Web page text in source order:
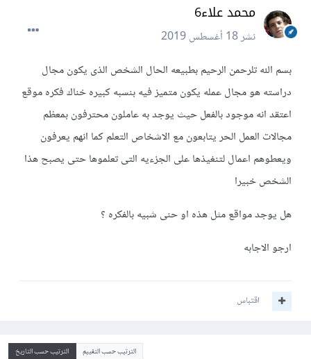
محمد علاء6
نشر18 أغسطس 2019
بسم الله تلرحمن الرحيم بطبيعه الحال الشخص الذى يكون مجال
دراسته هو مجال عمله يكون متميز فيه بنسبه كبيره خناك فكره موقع
اعتقد انه موجود بالفعل حيث يوجد به عاملون محترفون بمعظم
مجالات العمل الحر يتابعون مع الاشخاص التعلم كما انهم يعرفون
ويعطوهم اعمال لتنغيذها على الجزءيه التى تعلموها حتى يصبح هذا
الشخص خبيرا
هل يوجد مواقع مثل هذه او حنى شبيه بالفكره ؟
ارجو الاجابه
اقتباس
الترتيب حسب التقييم الترتيب حسب التاريخ